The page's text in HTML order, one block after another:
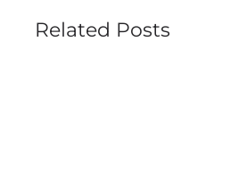
Related Posts